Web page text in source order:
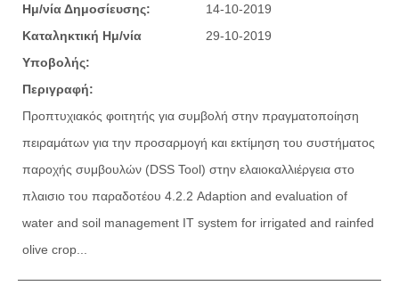
Ημ/νία Δημοσίευσης:
14-10-2019
Καταληκτική Ημ/νία
Υποβολής:
29-10-2019
Περιγραφή:
Προπτυχιακός φοιτητής για συμβολή στην πραγματοποίηση
πειραμάτων για την προσαρμογή και εκτίμηση του συστήματος
παροχής συμβουλών (DSS Tool) στην ελαιοκαλλιέργεια στο
πλαισιο του παραδοτέου 4.2.2 Adaption and evaluation of
water and soil management IT system for irrigated and rainfed
olive crop...